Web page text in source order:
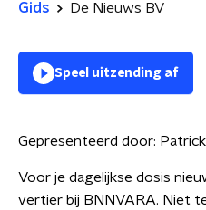
Gids De Nieuws BV
Speel uitzending af
Gepresenteerd door:
Voor je dagelijkse dosis
vertier bij BNNVARA. Niet